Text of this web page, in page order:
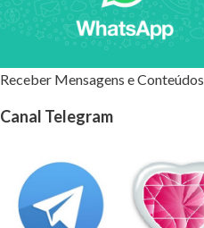
Receber Mensagens e Conteúdos
Canal Telegram